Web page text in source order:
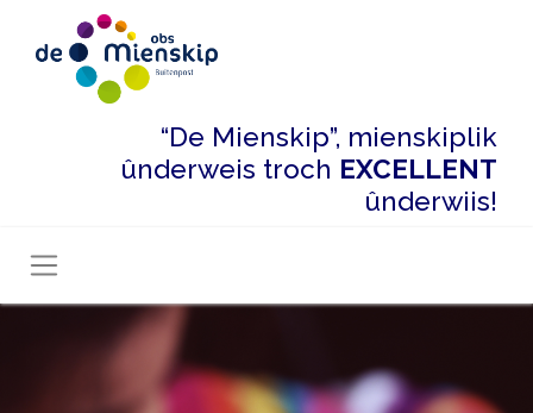
“De Mienskip”, mienskiplik
ûnderweis troch EXCELLENT
ûnderwiis!
Toggle navigation